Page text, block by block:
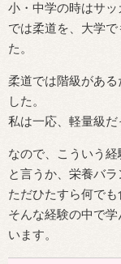
小・中学の時はサ
では柔道を、大学
た。
柔道では階級があ
した。
私は一応、軽量級だ
なので、こういう
と言うか、栄養バ
ただひたすら何でも
そんな経験の中で
います。